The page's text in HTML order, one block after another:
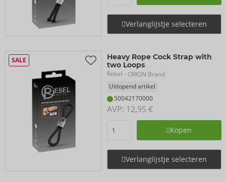
Verlanglijstje selecteren
SALE
Heavy Rope Cock Strap with
two Loops
Rebel - ORION Brand
Uitlopend artikel
50042170000
AVP: 12,95 €
Kopen
Verlanglijstje selecteren